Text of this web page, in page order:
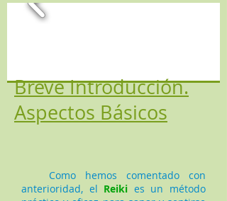
Breve Introducción.
Aspectos Básicos
Como hemos comentado con
anterioridad, el Reiki es un método